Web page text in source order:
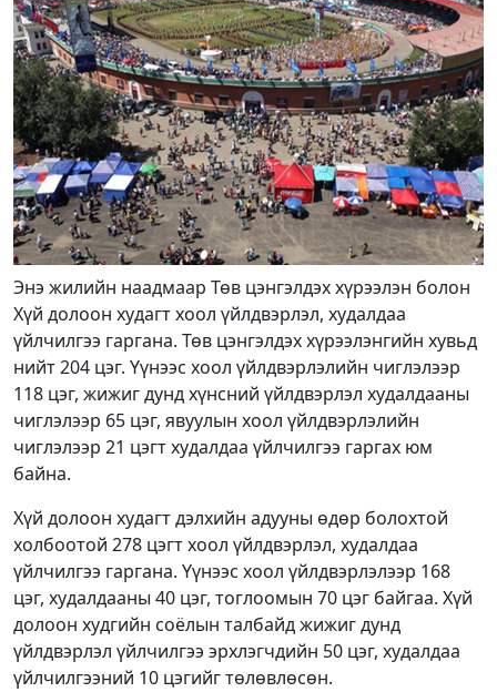
Энэ жилийн наадмаар Төв цэнгэлдэх хүрээлэн болон
Хүй долоон худагт хоол үйлдвэрлэл, худалдаа
үйлчилгээ гаргана. Төв цэнгэлдэх хүрээлэнгийн хувьд
нийт 204 цэг. Үүнээс хоол үйлдвэрлэлийн чиглэлээр
118 цэг, жижиг дунд хүнсний үйлдвэрлэл худалдааны
чиглэлээр 65 цэг, явуулын хоол үйлдвэрлэлийн
чиглэлээр 21 цэгт худалдаа үйлчилгээ гаргах юм
байна.
Хүй долоон худагт дэлхийн адууны өдөр болохтой
холбоотой 278 цэгт хоол үйлдвэрлэл, худалдаа
үйлчилгээ гаргана. Үүнээс хоол үйлдвэрлэлээр 168
цэг, худалдааны 40 цэг, тоглоомын 70 цэг байгаа. Хүй
долоон худгийн соёлын талбайд жижиг дунд
үйлдвэрлэл үйлчилгээ эрхлэгчдийн 50 цэг, худалдаа
үйлчилгээний 10 цэгийг төлөвлөсөн.